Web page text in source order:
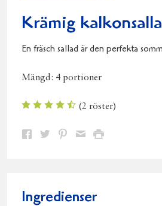
Krämig
En fräsch sallad är den perfekta
Mängd: 4 portioner
(2 röster)
Dela Dela Dela DelaSkriv
Ingredienser